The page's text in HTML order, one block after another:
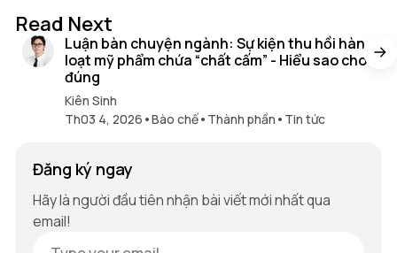
Read Next
Luận bàn chuyện ngành: Sự kiện thu hồi hàng
loạt mỹ phẩm chứa “chất cấm” - Hiểu sao cho
đúng
Kiên Sinh
Th03 4, 2026 •Bào chế• Thành phần • Tin tức
Đăng ký ngay
Hãy là người đầu tiên nhận bài viết mới nhất qua
email!